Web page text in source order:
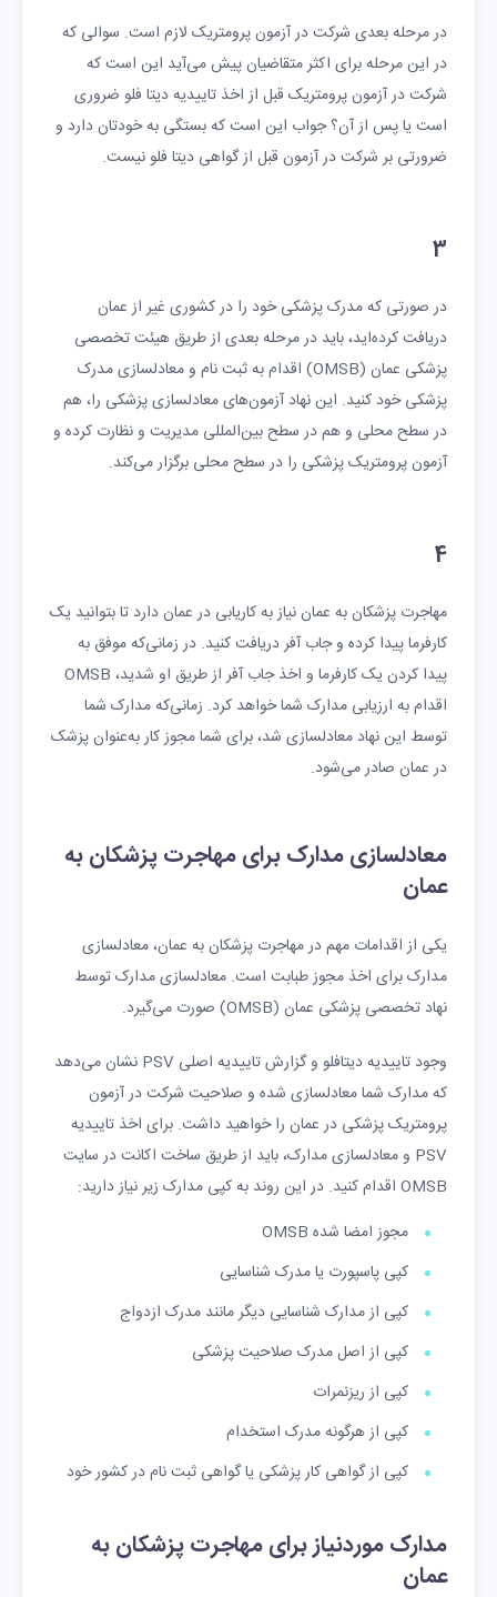
در مرحله بعدی شرکت در آزمون پرومتریک لازم است. سوالی که
در این مرحله برای اکثر متقاضیان پیش می‌آید این است که
شرکت در آزمون پرومتریک قبل از اخذ تاییدیه دیتا فلو ضروری
است یا پس از آن؟ جواب این است که بستگی به خودتان دارد و
ضرورتی بر شرکت در آزمون قبل از گواهی دیتا فلو نیست.
3
در صورتی که مدرک پزشکی خود را در کشوری غیر از عمان
دریافت کرده‌اید، باید در مرحله بعدی از طریق هیئت تخصصی
پزشکی عمان (OMSB) اقدام به ثبت نام و معادلسازی مدرک
پزشکی خود کنید. این نهاد آزمون‌های معادلسازی پزشکی را، هم
در سطح محلی و هم در سطح بین‌المللی مدیریت و نظارت کرده و
آزمون پرومتریک پزشکی را در سطح محلی برگزار می‌کند.
4
مهاجرت پزشکان به عمان نیاز به کاریابی در عمان دارد تا بتوانید یک
کارفرما پیدا کرده و جاب آفر دریافت کنید. در زمانی‌که موفق به
پیدا کردن یک کارفرما و اخذ جاب آفر از طریق او شدید، OMSB
اقدام به ارزیابی مدارک شما خواهد کرد. زمانی‌که مدارک شما
توسط این نهاد معادلسازی شد، برای شما مجوز کار به‌عنوان پزشک
در عمان صادر می‌شود.
معادلسازی مدارک برای مهاجرت پزشکان به
عمان
یکی از اقدامات مهم در مهاجرت پزشکان به عمان، معادلسازی
مدارک برای اخذ مجوز طبابت است. معادلسازی مدارک توسط
نهاد تخصصی پزشکی عمان (OMSB) صورت می‌گیرد.
وجود تاییدیه دیتافلو و گزارش تاییدیه اصلی PSV نشان می‌دهد
که مدارک شما معادلسازی شده و صلاحیت شرکت در آزمون
پرومتریک پزشکی در عمان را خواهید داشت. برای اخذ تاییدیه
PSV و معادلسازی مدارک، باید از طریق ساخت اکانت در سایت
OMSB اقدام کنید. در این روند به کپی مدارک زیر نیاز دارید:
مجوز امضا شده OMSB
کپی پاسپورت یا مدرک شناسایی
کپی از مدارک شناسایی دیگر مانند مدرک ازدواج
کپی از اصل مدرک صلاحیت پزشکی
کپی از ریزنمرات
کپی از هرگونه مدرک استخدام
کپی از گواهی کار پزشکی یا گواهی ثبت نام در کشور خود
مدارک موردنیاز برای مهاجرت پزشکان به
عمان